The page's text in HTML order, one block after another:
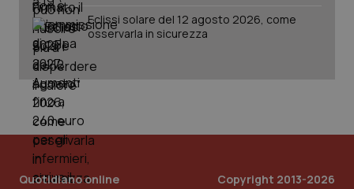
Eclissi solare del 12 agosto 2026, come
osservarla in sicurezza
Quotidiano online
Copyright 2013-2026